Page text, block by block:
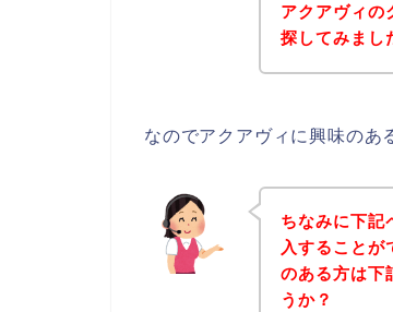
アクアヴィの
探してみまし
なのでアクアヴィに興味のあ
ちなみに下記
入することが
のある方は下
うか？